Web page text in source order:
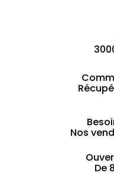
Nos
De